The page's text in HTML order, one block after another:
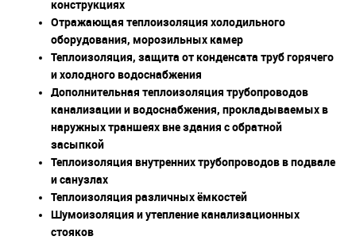
конструкциях
Отражающая теплоизоляция холодильного
оборудования, морозильных камер
Теплоизоляция, защита от конденсата труб горячего
и холодного водоснабжения
Дополнительная теплоизоляция трубопроводов
канализации и водоснабжения, прокладываемых в
наружных траншеях вне здания с обратной
засыпкой
Теплоизоляция внутренних трубопроводов в подвале
и санузлах
Теплоизоляция различных ёмкостей
Шумоизоляция и утепление канализационных
стояков